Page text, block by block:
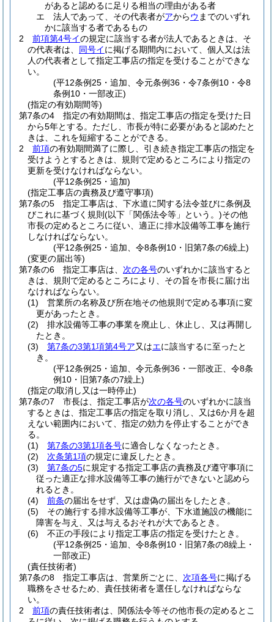
があると認めるに足りる相当の理由がある者
エ
法人であって、その代表者がアからウ までのいずれ
かに該当する者であるもの
2
前項第4号イの規定に該当する者が法人であるときは、そ
の代表者は、 同号イに掲げる期間内において、個人又は法
人の代表者として指定工事店の指定を受けることができな
い。
(平12条例25・追加、令元条例36・令7条例10・令8
条例10・一部改正)
(指定の有効期間等)
第7条の4
指定の有効期間は、指定工事店の指定を受けた日
から5年とする。 ただし、市長が特に必要があると認めたと
きは、これを短縮することができる。
2
前項の有効期間満了に際し、引き続き指定工事店の指定を
受けようとするときは、規則で定めるところにより指定の
更新を受けなければならない。
(平12条例25・追加)
(指定工事店の責務及び遵守事項)
第7条の5
指定工事店は、下水道に関する法令並びに条例及
びこれに基づく規則 (以下「関係法令等」という。)その他
市長の定めるところに従い、適正に排水設備等工事を施行
しなければならない。
(平12条例25・追加、令8条例10・旧第7条の6繰上)
(変更の届出等)
第7条の6
指定工事店は、 次の各号のいずれかに該当すると
きは、規則で定めるところにより、その旨を市長に届け出
なければならない。
(1)
営業所の名称及び所在地その他規則で定める事項に変
更があったとき。
(2)
排水設備等工事の事業を廃止し、休止し、又は再開し
たとき。
(3)
第7条の3第1項第4号ア又はエに該当するに至ったと
き。
(平12条例25・追加、令元条例36・一部改正、令8条
例10・旧第7条の7繰上)
(指定の取消し又は一時停止)
第7条の7
市長は、指定工事店が次の各号のいずれかに該当
するときは、指定工事店の指定を取り消し、又は6か月を超
えない範囲内において、指定の効力を停止することができ
る。
(1)
第7条の3第1項各号に適合しなくなったとき。
(2)
次条第1項の規定に違反したとき。
(3)
第7条の5に規定する指定工事店の責務及び遵守事項に
従った適正な排水設備等工事の施行ができないと認めら
れるとき。
(4)
前条の届出をせず、又は虚偽の届出をしたとき。
(5)
その施行する排水設備等工事が、下水道施設の機能に
障害を与え、又は与えるおそれが大であるとき。
(6)
不正の手段により指定工事店の指定を受けたとき。
(平12条例25・追加、令8条例10・旧第7条の8繰上・
一部改正)
(責任技術者)
第7条の8
指定工事店は、営業所ごとに、 次項各号に掲げる
職務をさせるため、責任技術者を選任しなければならな
い。
2
前項の責任技術者は、関係法令等その他市長の定めるとこ